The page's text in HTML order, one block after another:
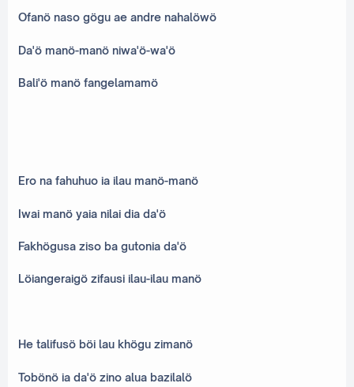
Ofanö naso gögu ae andre nahalöwö
Da'ö manö-manö niwa'ö-wa'ö
Bali'ö manö fangelamamö
Ero na fahuhuo ia ilau manö-manö
Iwai manö yaia nilai dia da'ö
Fakhögusa ziso ba gutonia da'ö
Löiangeraigö zifausi ilau-ilau manö
He talifusö böi lau khögu zimanö
Tobönö ia da'ö zino alua bazilalö